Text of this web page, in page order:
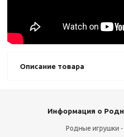
Описание товара
Информация о
Родные игрушки -